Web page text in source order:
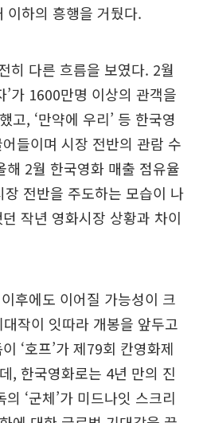
이하의 흥행을 거뒀다.
히 다른 흐름을 보였다. 2월
’가 1600만명 이상의 관객을
고, ‘만약에 우리’ 등 한국영
들이며 시장 전반의 관람 수
해 2월 한국영화 매출 점유율
전반을 주도하는 모습이 나
작년 영화시장 상황과 차이
후에도 이어질 가능성이 크
대작이 잇따라 개봉을 앞두고
‘호프’가 제79회 칸영화제
, 한국영화로는 4년 만의 진
‘군체’가 미드나잇 스크리